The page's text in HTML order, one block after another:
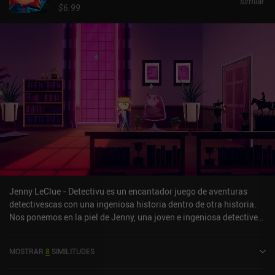
$6.99
Jenny LeClue - Detectivu es un encantador juego de aventuras
detectivescas con una ingeniosa historia dentro de otra historia.
Nos ponemos en la piel de Jenny, una joven e ingeniosa detective
and-click con ligeros puzles, resolución de casos y opciones de
MOSTRAR 8 SIMILITUDES